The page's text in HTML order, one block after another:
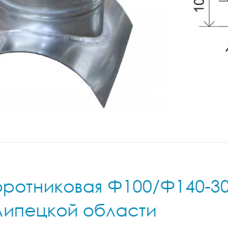
Ф100/Ф140-
области